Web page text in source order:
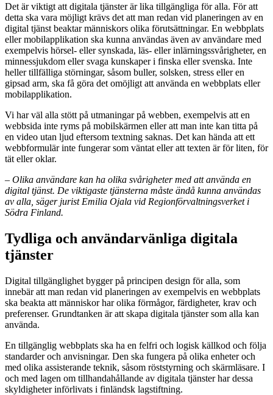
Det är viktigt att digitala tjänster är lika tillgängliga för alla. För att
detta ska vara möjligt krävs det att man redan vid planeringen av en
digital tjänst beaktar människors olika förutsättningar. En webbplats
eller mobilapplikation ska kunna användas även av användare med
exempelvis hörsel- eller synskada, läs- eller inlärningssvårigheter, en
minnessjukdom eller svaga kunskaper i finska eller svenska. Inte
heller tillfälliga störningar, såsom buller, solsken, stress eller en
gipsad arm, ska få göra det omöjligt att använda en webbplats eller
mobilapplikation.
Vi har väl alla stött på utmaningar på webben, exempelvis att en
webbsida inte ryms på mobilskärmen eller att man inte kan titta på
en video utan ljud eftersom textning saknas. Det kan hända att ett
webbformulär inte fungerar som väntat eller att texten är för liten, för
tät eller oklar.
– Olika användare kan ha olika svårigheter med att använda en
digital tjänst. De viktigaste tjänsterna måste ändå kunna användas
av alla, säger jurist Emilia Ojala vid Regionförvaltningsverket i
Södra Finland.
Tydliga och användarvänliga digitala
tjänster
Digital tillgänglighet bygger på principen design för alla, som
innebär att man redan vid planeringen av exempelvis en webbplats
ska beakta att människor har olika förmågor, färdigheter, krav och
preferenser. Grundtanken är att skapa digitala tjänster som alla kan
använda.
En tillgänglig webbplats ska ha en felfri och logisk källkod och följa
standarder och anvisningar. Den ska fungera på olika enheter och
med olika assisterande teknik, såsom röststyrning och skärmläsare. I
och med lagen om tillhandahållande av digitala tjänster har dessa
skyldigheter införlivats i finländsk lagstiftning.